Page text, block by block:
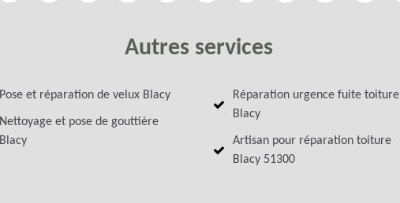
Autres services
Pose et réparation de velux Blacy
Nettoyage et pose de gouttière
Blacy
Réparation urgence fuite toiture
Blacy
Artisan pour réparation toiture
Blacy 51300